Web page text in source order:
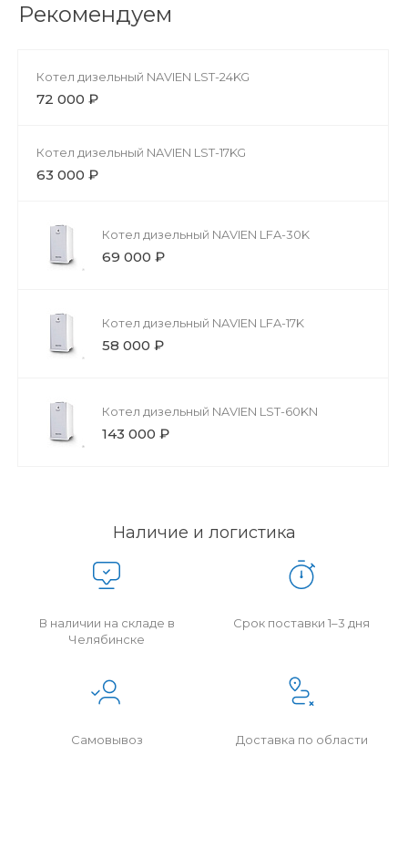
Рекомендуем
Котел дизельный NAVIEN LST-24KG
72 000 ₽
Котел дизельный NAVIEN LST-17KG
63 000 ₽
Котел дизельный NAVIEN LFA-30K
69 000 ₽
Котел дизельный NAVIEN LFA-17K
58 000 ₽
Котел дизельный NAVIEN LST-60KN
143 000 ₽
Наличие и логистика
В наличии на складе в
Челябинске
Срок поставки 1–3 дня
Самовывоз Доставка по области